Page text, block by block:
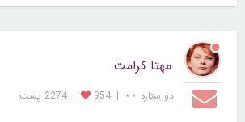
مهتا کرامت
دو ستاره ⋆⋆ |
954
| 2274 پست